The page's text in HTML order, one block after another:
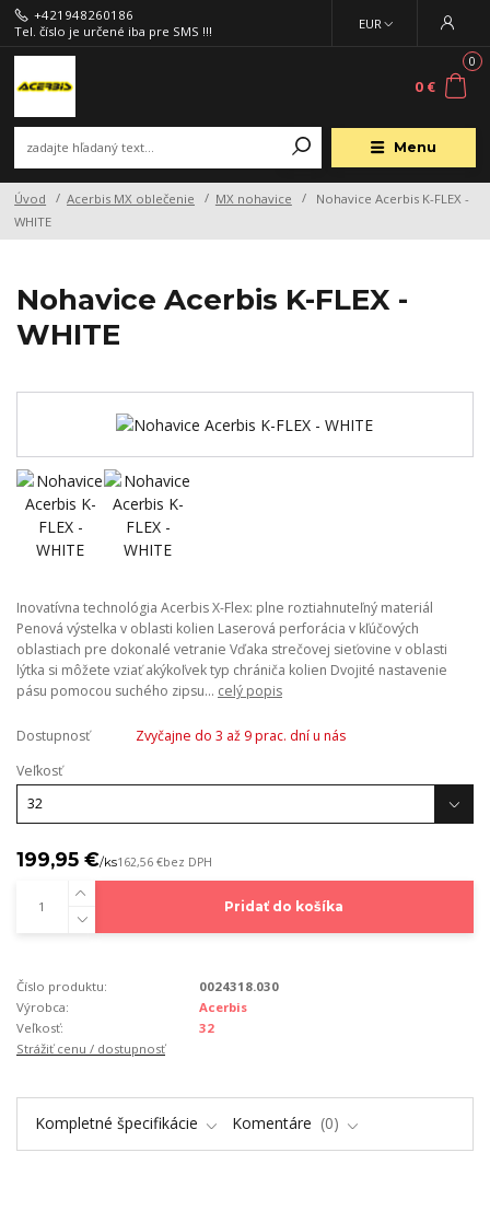
Menu
EUR
+421948260186
Tel. číslo je určené iba pre SMS !!!
0
0 €
Úvod Acerbis MX oblečenie MX nohavice
Nohavice Acerbis K-FLEX -
WHITE
Nohavice Acerbis K-FLEX -
WHITE
Inovatívna technológia Acerbis X-Flex: plne roztiahnuteľný materiál
Penová výstelka v oblasti kolien Laserová perforácia v kľúčových
oblastiach pre dokonalé vetranie Vďaka strečovej sieťovine v oblasti
lýtka si môžete vziať akýkoľvek typ chrániča kolien Dvojité nastavenie
pásu pomocou suchého zipsu... celý popis
Dostupnosť
Zvyčajne do 3 až 9 prac. dní u nás
Veľkosť
199,95 €/ks162,56 €bez DPH
Pridať do košíka
Číslo produktu:
0024318.030
Výrobca:
Acerbis
Veľkosť:
32
Strážiť cenu / dostupnosť
Kompletné špecifikácie Komentáre 0